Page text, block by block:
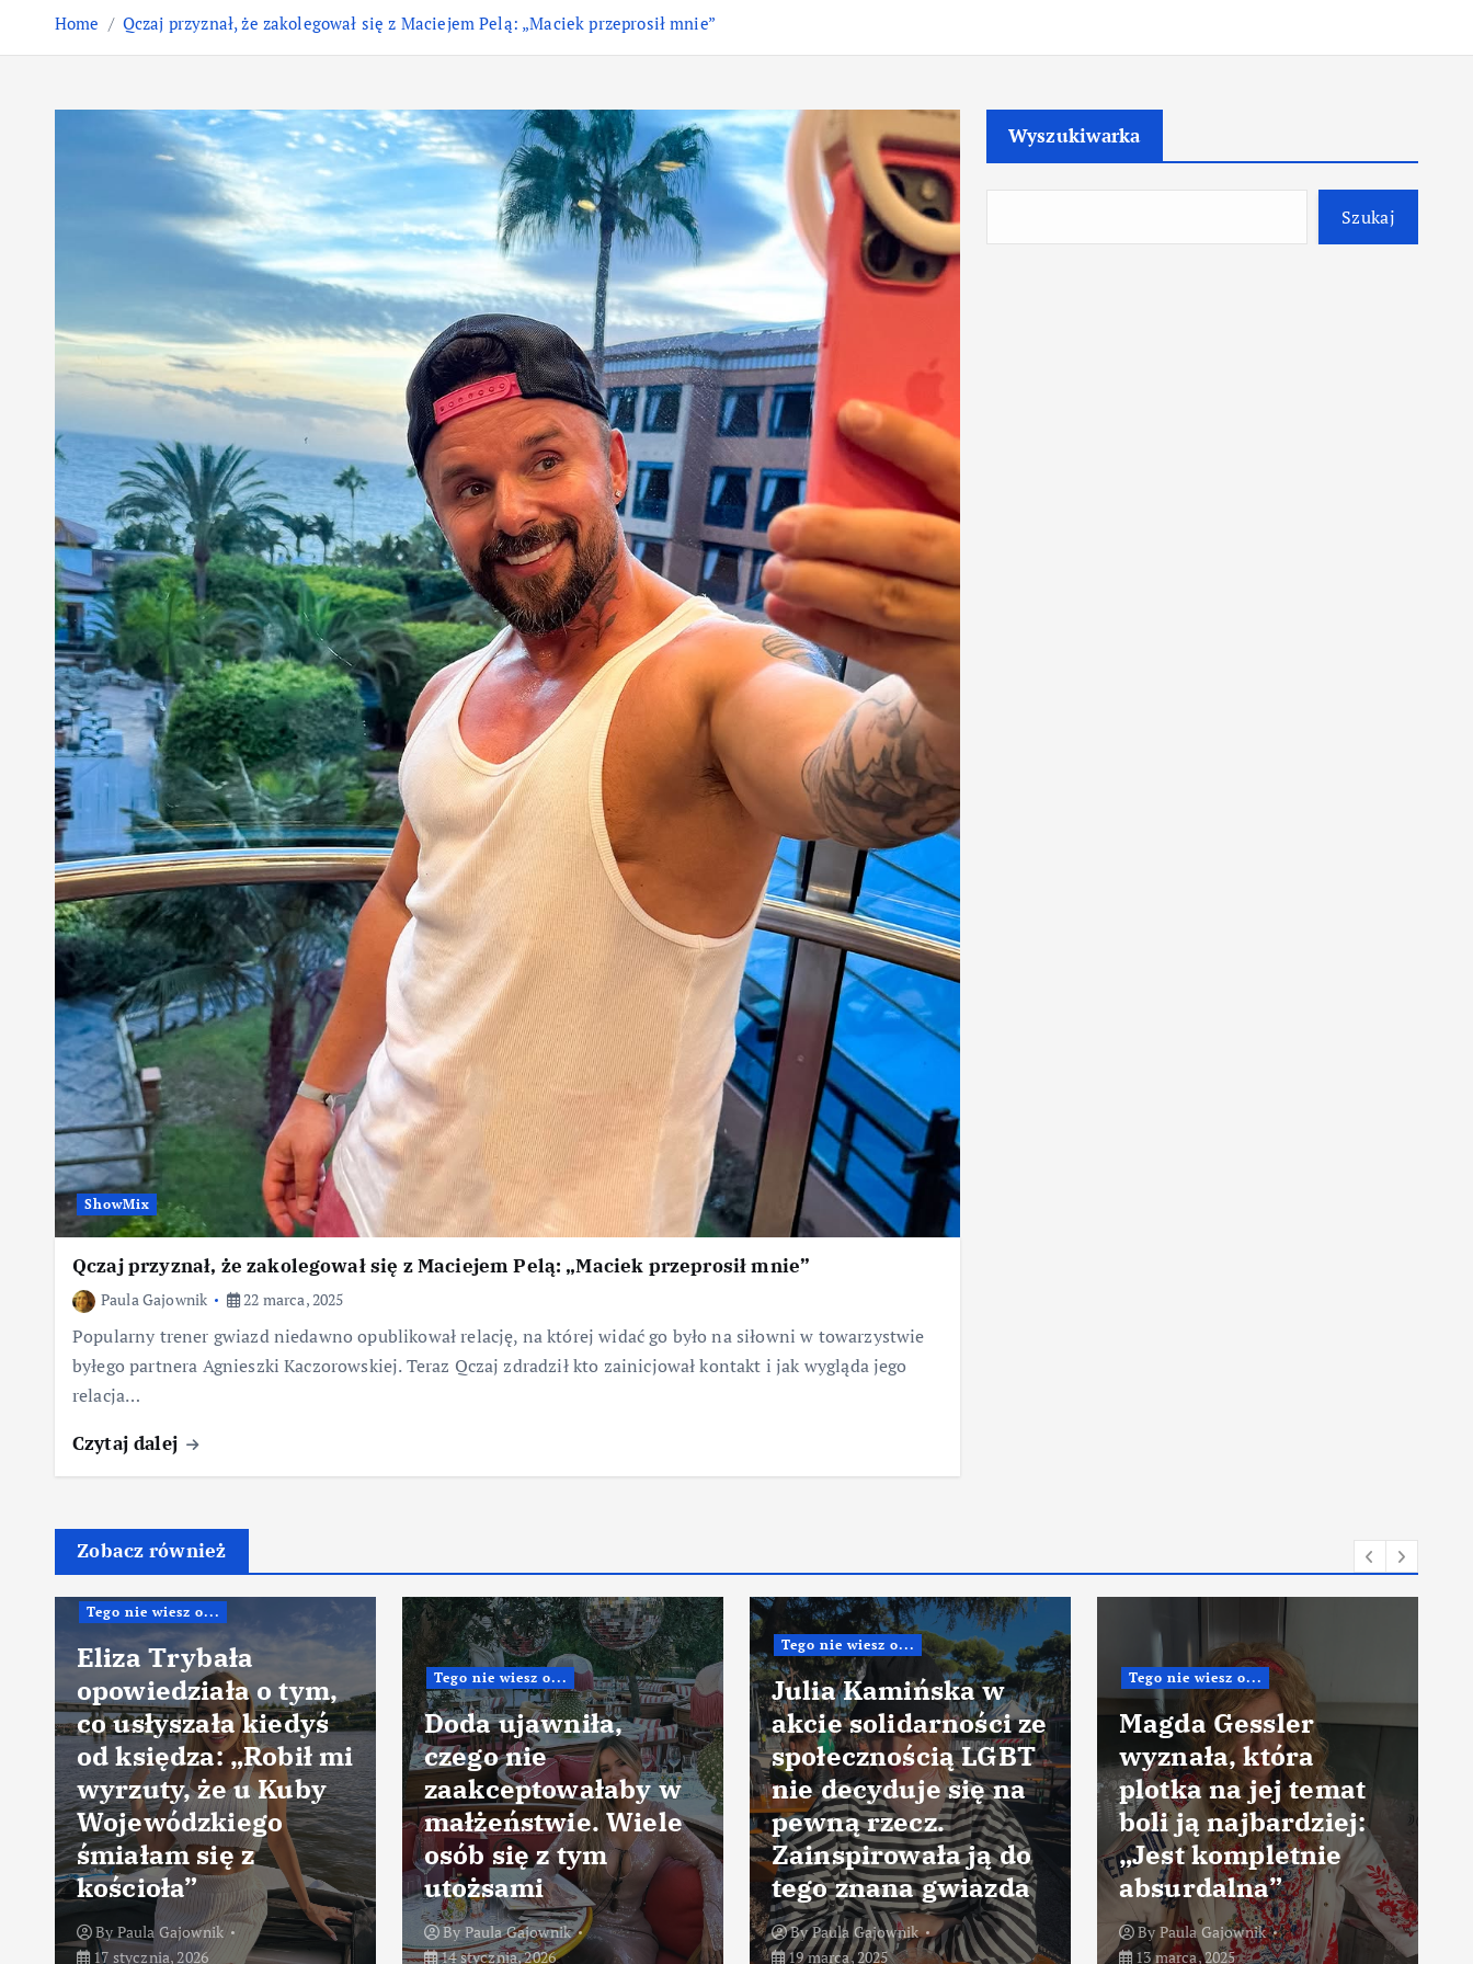
Home Qczaj przyznał, że zakolegował się z Maciejem Pelą: „Maciek przeprosił mnie”
ShowMix
Qczaj przyznał, że zakolegował się z Maciejem Pelą: „Maciek przeprosił mnie”
Paula Gajownik 22 marca, 2025
Popularny trener gwiazd niedawno opublikował relację, na której widać go było na siłowni w towarzystwie
byłego partnera Agnieszki Kaczorowskiej. Teraz Qczaj zdradził kto zainicjował kontakt i jak wygląda jego
relacja…
Czytaj dalej
Wyszukiwarka
Szukaj
Zobacz również
Tego nie wiesz o...
Eliza Trybała
opowiedziała o tym,
co usłyszała kiedyś
od księdza: „Robił mi
wyrzuty, że u Kuby
Wojewódzkiego
śmiałam się z
kościoła”
By Paula Gajownik
17 stycznia, 2026
Tego nie wiesz o...
Doda ujawniła,
czego nie
zaakceptowałaby w
małżeństwie. Wiele
osób się z tym
utożsami
ByPaula Gajownik
14 stycznia, 2026
Tego nie wiesz o...
Julia Kamińska w
akcie solidarności ze
społecznością LGBT
nie decyduje się na
pewną rzecz.
Zainspirowała ją do
tego znana gwiazda
ByPaula Gajownik
19 marca, 2025
Tego nie wiesz o...
Magda Gessler
wyznała, która
plotka na jej temat
boli ją najbardziej:
„Jest kompletnie
absurdalna”
ByPaula Gajownik
13 marca, 2025